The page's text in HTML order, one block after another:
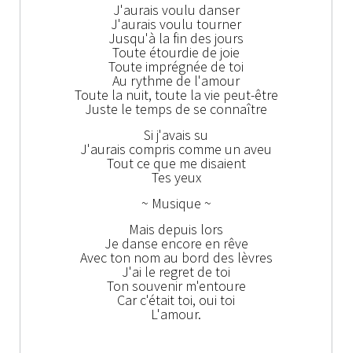
J'aurais voulu danser
J'aurais voulu tourner
Jusqu'à la fin des jours
Toute étourdie de joie
Toute imprégnée de toi
Au rythme de l'amour
Toute la nuit, toute la vie peut-être
Juste le temps de se connaître
Si j'avais su
J'aurais compris comme un aveu
Tout ce que me disaient
Tes yeux
~ Musique ~
Mais depuis lors
Je danse encore en rêve
Avec ton nom au bord des lèvres
J'ai le regret de toi
Ton souvenir m'entoure
Car c'était toi, oui toi
L'amour.